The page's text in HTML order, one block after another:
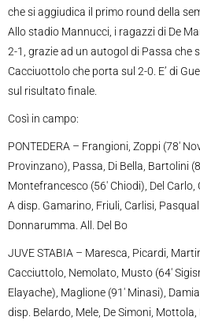
che si aggiudica il primo round della
Allo stadio Mannucci, i ragazzi di De
2-1, grazie ad un autogol di Passa che
Cacciuottolo che porta sul 2-0. E’ di
sul risultato finale.
Così in campo:
PONTEDERA – Frangioni, Zoppi (78′
Provinzano), Passa, Di Bella, Bartolini
Montefrancesco (56′ Chiodi), Del Carlo,
A disp. Gamarino, Friuli, Carlisi,
Donnarumma. All. Del Bo
JUVE STABIA – Maresca, Picardi,
Cacciuttolo, Nemolato, Musto (64′
Elayache), Maglione (91′ Minasi),
disp. Belardo, Mele, De Simoni,